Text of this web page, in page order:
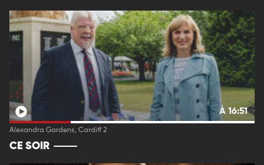
À 16:51
Alexandra Gardens, Cardiff 2
CE SOIR